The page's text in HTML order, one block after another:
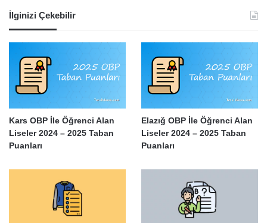
İlginizi Çekebilir
Kars OBP İle Öğrenci Alan
Liseler 2024 – 2025 Taban
Puanları
Elazığ OBP İle Öğrenci Alan
Liseler 2024 – 2025 Taban
Puanları